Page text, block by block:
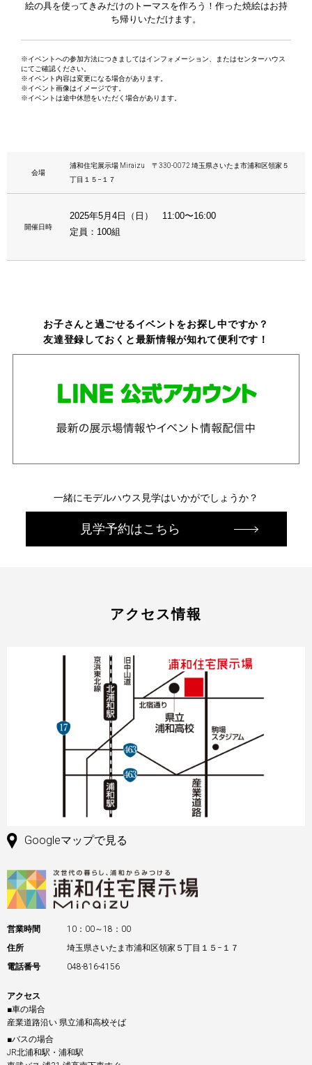
絵の具を使ってきみだけのトーマスを作ろう！作った焼絵はお持
ち帰りいただけます。
※イベントへの参加方法につきましてはインフォメーション、またはセンターハウス
にてご確認ください。
※イベント内容は変更になる場合があります。
※イベント画像はイメージです。
※イベントは途中休憩をいただく場合があります。
会場
浦和住宅展示場 Miraizu 〒330-0072 埼玉県さいたま市浦和区領家５
丁目１５−１７
開催日時
2025年5月4日（日） 11:00〜16:00
定員：100組
お子さんと過ごせるイベントをお探し中ですか？
友達登録しておくと最新情報が知れて便利です！
一緒にモデルハウス見学はいかがでしょうか？
見学予約はこちら
アクセス情報
Googleマップで見る
営業時間
10：00～18：00
住所
埼玉県さいたま市浦和区領家５丁目１５−１７
電話番号
048-816-4156
アクセス
■車の場合
産業道路沿い 県立浦和高校そば
■バスの場合
JR北浦和駅・浦和駅